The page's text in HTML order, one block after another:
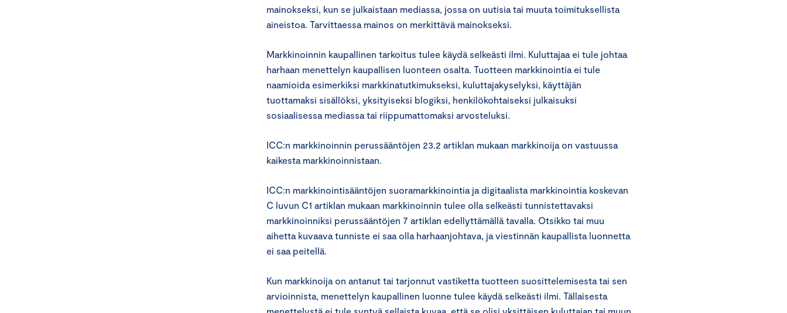
mainokseksi, kun se julkaistaan mediassa, jossa on uutisia tai muuta toimituksellista
aineistoa. Tarvittaessa mainos on merkittävä mainokseksi.
Markkinoinnin kaupallinen tarkoitus tulee käydä selkeästi ilmi. Kuluttajaa ei tule johtaa
harhaan menettelyn kaupallisen luonteen osalta. Tuotteen markkinointia ei tule
naamioida esimerkiksi markkinatutkimukseksi, kuluttajakyselyksi, käyttäjän
tuottamaksi sisällöksi, yksityiseksi blogiksi, henkilökohtaiseksi julkaisuksi
sosiaalisessa mediassa tai riippumattomaksi arvosteluksi.
ICC:n markkinoinnin perussääntöjen 23.2 artiklan mukaan markkinoija on vastuussa
kaikesta markkinoinnistaan.
ICC:n markkinointisääntöjen suoramarkkinointia ja digitaalista markkinointia koskevan
C luvun C1 artiklan mukaan markkinoinnin tulee olla selkeästi tunnistettavaksi
markkinoinniksi perussääntöjen 7 artiklan edellyttämällä tavalla. Otsikko tai muu
aihetta kuvaava tunniste ei saa olla harhaanjohtava, ja viestinnän kaupallista luonnetta
ei saa peitellä.
Kun markkinoija on antanut tai tarjonnut vastiketta tuotteen suosittelemisesta tai sen
arvioinnista, menettelyn kaupallinen luonne tulee käydä selkeästi ilmi. Tällaisesta